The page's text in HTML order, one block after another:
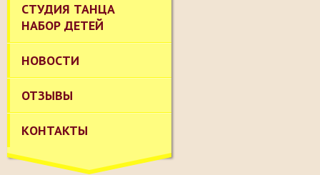
СТУДИЯ ТАНЦА
НАБОР ДЕТЕЙ
НОВОСТИ
ОТЗЫВЫ
КОНТАКТЫ